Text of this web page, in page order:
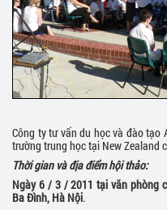
Công ty tư vấn du học và đào tạo
trường trung học tại New Zealand
Thời gian và địa điểm hội thảo:
Ngày 6 / 3 / 2011 tại văn phòng
Ba Đình, Hà Nội.